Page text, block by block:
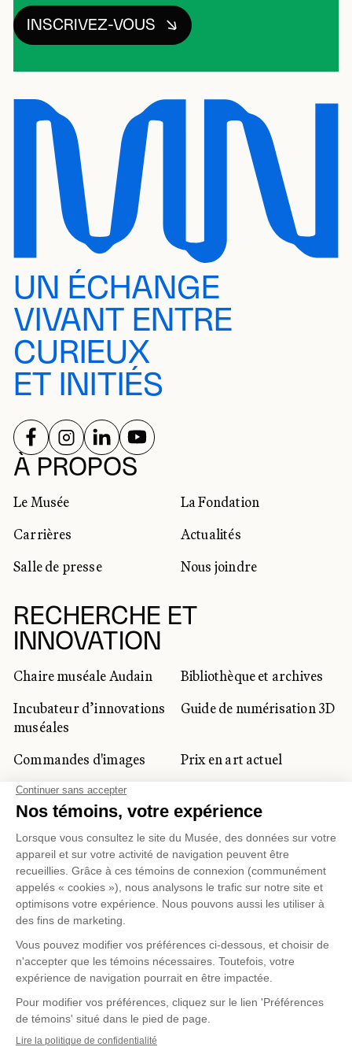
INSCRIVEZ-VOUS
UN ÉCHANGE
VIVANT ENTRE
CURIEUX
ET INITIÉS
À PROPOS
Le Musée
La Fondation
Carrières
Actualités
Salle de presse
Nous joindre
RECHERCHE ET
INNOVATION
Chaire muséale Audain
Bibliothèque et archives
Incubateur d’innovations
muséales
Guide de numérisation 3D
Commandes d'images
Prix en art actuel
Prix Lynne-Cohen
CLIENTÈLE CORPORATIVE
ET PRIVÉE
Location d'espaces
Activités corporatives
professionnels du
tourisme
RÉSEAUX SOCIAUX
SUIVEZ-NOUS SUR
SUIVEZ-NOUS SUR
SUIVEZ-NOUS SUR
SUIVEZ-NOUS SUR
Gestion des témoinsPolitique de confidentialité
Conditions d'utilisation Politique d'achat en ligne